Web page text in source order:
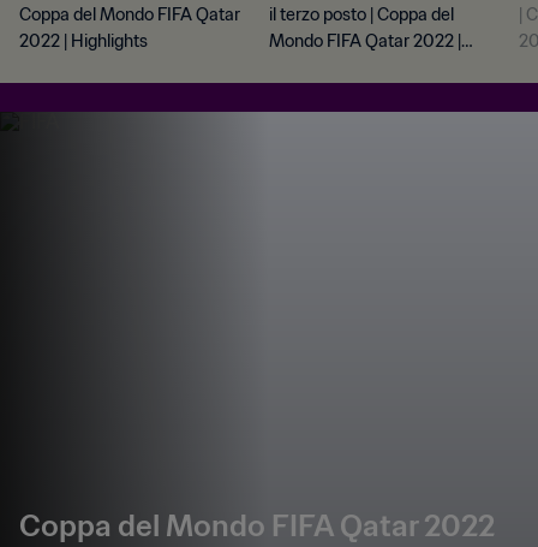
Coppa del Mondo FIFA Qatar
2022 | Highlights
il terzo posto | Coppa del
Mondo FIFA Qatar 2022 |
|
Coppa del Mondo FIFA Qatar 2022